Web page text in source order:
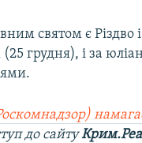
святом є Різдво і
грудня), і за
до сайту